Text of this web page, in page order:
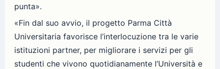
punta».
«Fin dal suo avvio, il progetto Parma Città
Universitaria favorisce l’interlocuzione tra le varie
istituzioni partner, per migliorare i servizi per gli
studenti che vivono quotidianamente l’Università e